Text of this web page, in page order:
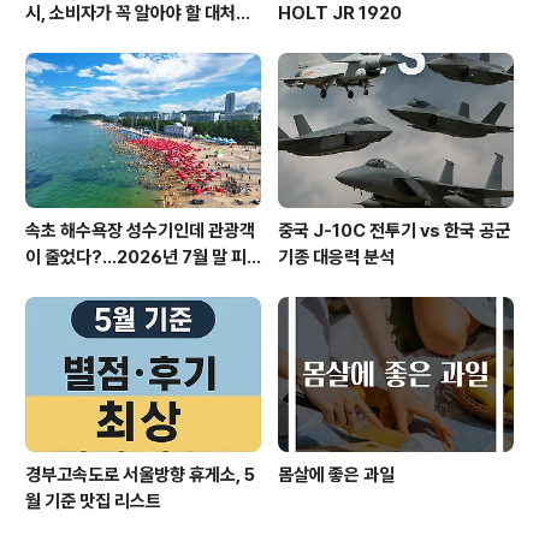
시, 소비자가 꼭 알아야 할 대처법
HOLT JR 1920
속초 해수욕장 성수기인데 관광객
이 줄었다?…2026년 7월 말 피
중국 J-10C 전투기 vs 한국 공군
기종 대응력 분석
경부고속도로 서울방향 휴게소, 5
월 기준 맛집 리스트
​몸살에 좋은 과일